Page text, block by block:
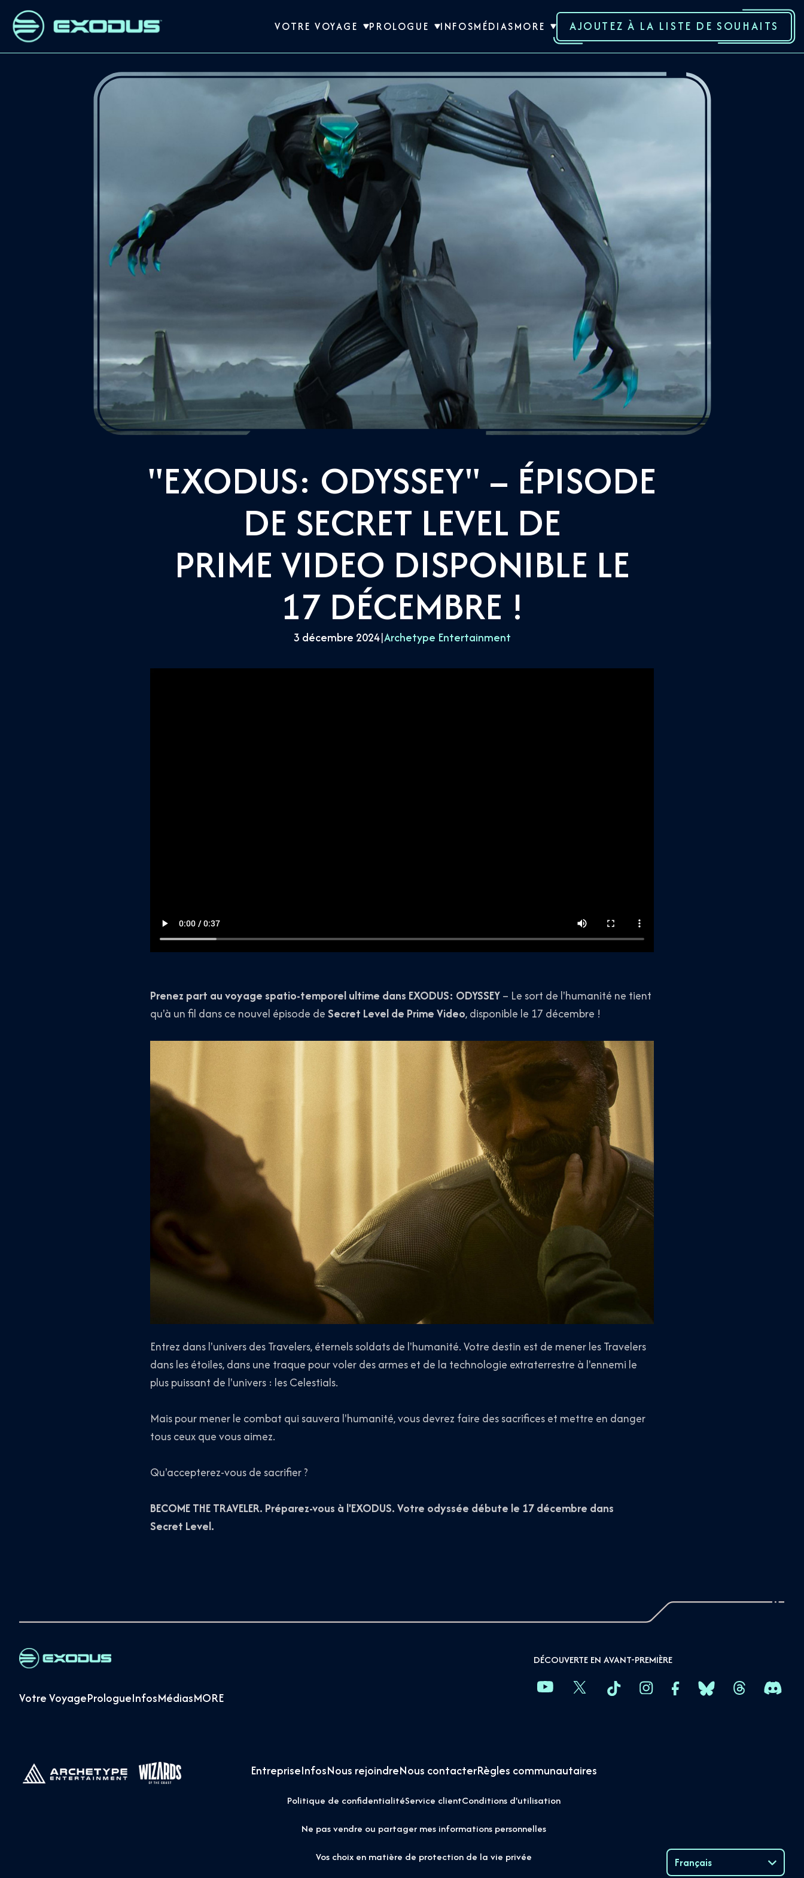
VOTRE VOYAGE PROLOGUE INFOSMÉDIASMORE AJOUTEZ À LA LISTE DE SOUHAITS
"EXODUS: ODYSSEY" – ÉPISODE
DE SECRET LEVEL DE
PRIME VIDEO DISPONIBLE LE
17 DÉCEMBRE !
3 décembre 2024|Archetype Entertainment
Prenez part au voyage spatio-temporel ultime dans EXODUS: ODYSSEY– Le sort de l'humanité ne tient
qu'à un fil dans ce nouvel épisode de Secret Level de Prime Video, disponible le 17 décembre !
Entrez dans l'univers des Travelers, éternels soldats de l'humanité. Votre destin est de mener les Travelers
dans les étoiles, dans une traque pour voler des armes et de la technologie extraterrestre à l'ennemi le
plus puissant de l'univers : les Celestials.
Mais pour mener le combat qui sauvera l'humanité, vous devrez faire des sacrifices et mettre en danger
tous ceux que vous aimez.
Qu'accepterez-vous de sacrifier ?
BECOME THE TRAVELER. Préparez-vous à l'EXODUS. Votre odyssée débute le 17 décembre dans
Secret Level.
Votre VoyagePrologueInfosMédiasMORE
DÉCOUVERTE EN AVANT-PREMIÈRE
EntrepriseInfosNous rejoindreNous contacterRègles communautaires
Politique de confidentialitéService clientConditions d'utilisation
Ne pas vendre ou partager mes informations personnelles
Vos choix en matière de protection de la vie privée Français